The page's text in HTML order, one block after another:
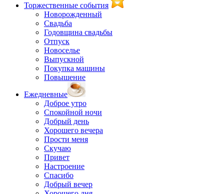
Торжественные события
Новорожденный
Свадьба
Годовщина свадьбы
Отпуск
Новоселье
Выпускной
Покупка машины
Повышение
Ежедневные
Доброе утро
Спокойной ночи
Добрый день
Хорошего вечера
Прости меня
Скучаю
Привет
Настроение
Спасибо
Добрый вечер